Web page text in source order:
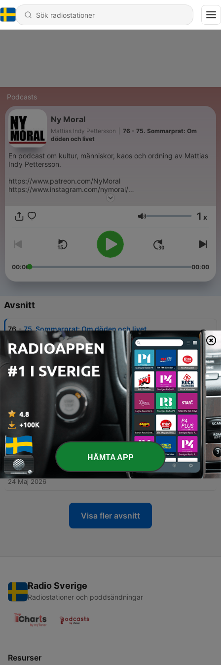
Podcasts
Ny Moral
Mattias Indy Pettersson
76 - 75. Sommarprat: Om
döden och livet
En podcast om kultur, människor, kaos och ordning av Mattias
Indy Pettersson.
https://www.patreon.com/NyMoral
https://www.instagram.com/nymoral/
Volym 1 x
00:00 00:00
Avsnitt
76 - 75. Sommarprat: Om döden och livet
01 Aug 2026
75
74. Högläsning: Destruction i Tyskland –
Ljudversion
73. Högläsning: Deicide i London – Ljudversion
19 Jul 2026
73 72. Dennis Jernberg i Japan - Ljudversion
28 Jun 2026
72 - 71. Högläsning: Fuck The Commerce – Dagbok från
Metal Wire – Ljudversion
24 Maj 2026
Visa fler avsnitt
Radio Sverige
Radiostationer och poddsändningar
Resurser
HÄMTA APP